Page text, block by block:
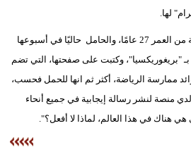
لها.
وفي الأحد، عادت شونتل البالغة من العمر 27 عامًا، والحامل حاليًا في أسبوعها
بـ "بريغوريكسيا"، وكتبت على صفحتها، التي تضم
ممارسة الرياضة، أكثر ثم انها للحمل فحسب،
منصة لنشر رسالة إيجابية في جميع أنحاء
هي هناك في هذا العالم، لماذا لا أفعل؟".